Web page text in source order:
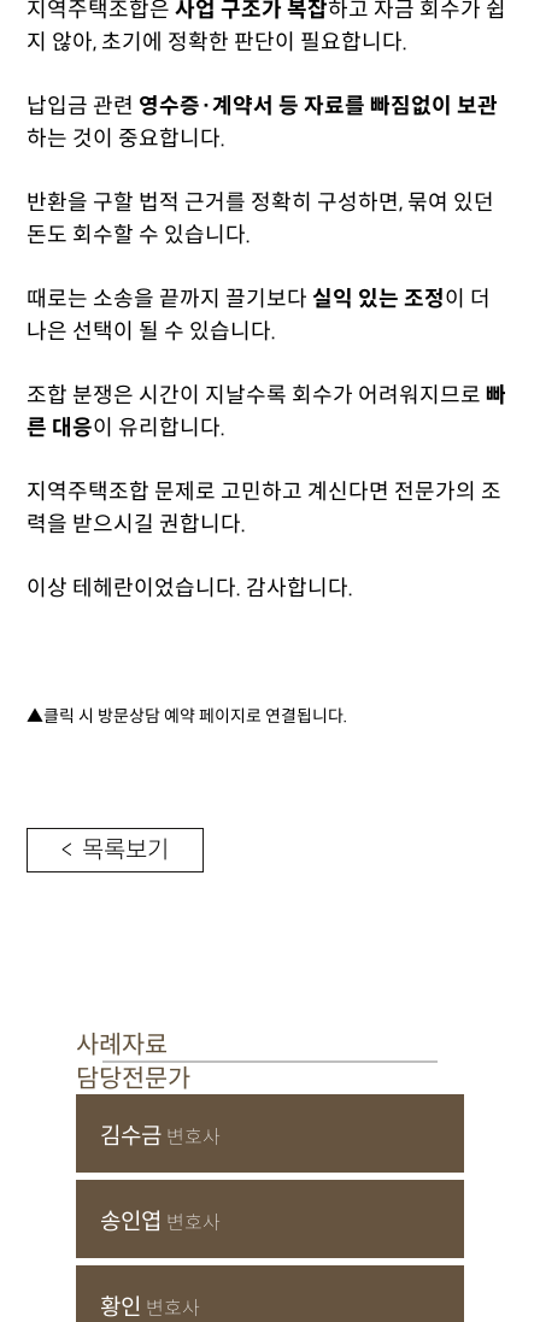
지역주택조합은사업 구조가 복잡하고 자금 회수가 쉽
지 않아, 초기에 정확한 판단이 필요합니다.
납입금 관련 영수증·계약서 등 자료를 빠짐없이 보관
하는 것이 중요합니다.
반환을 구할 법적 근거를 정확히 구성하면, 묶여 있던
돈도 회수할 수 있습니다.
때로는 소송을 끝까지 끌기보다실익 있는 조정이 더
나은 선택이 될 수 있습니다.
조합 분쟁은 시간이 지날수록 회수가 어려워지므로빠
른 대응이 유리합니다.
지역주택조합 문제로 고민하고 계신다면 전문가의 조
력을 받으시길 권합니다.
이상 테헤란이었습니다. 감사합니다.
▲클릭 시 방문상담 예약 페이지로 연결됩니다.
< 목록보기
사례자료
담당전문가
김수금 변호사
송인엽 변호사
황인 변호사